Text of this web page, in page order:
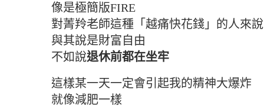
像是極簡版FIRE
對菁羚老師這種「越痛快花錢」的人來說
與其說是財富自由
不如說退休前都在坐牢
這樣某一天一定會引起我的精神大爆炸
就像減肥一樣